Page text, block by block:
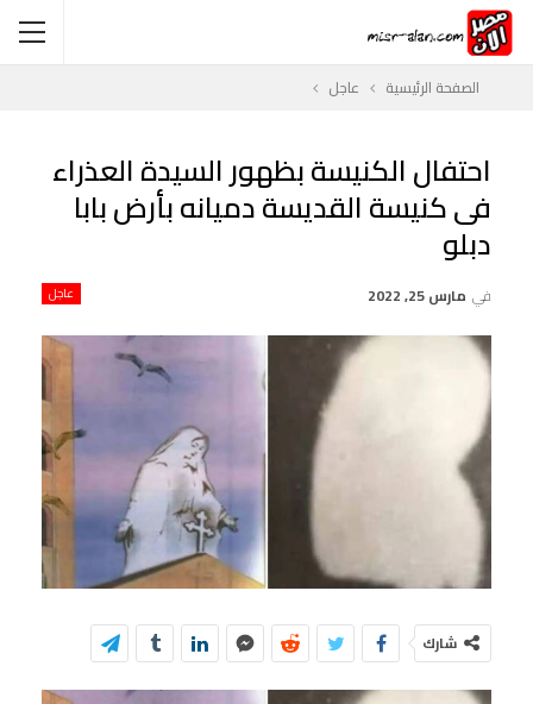
الصفحة الرئيسية عاجل
احتفال الكنيسة بظهور السيدة العذراء
فى كنيسة القديسة دميانه بأرض بابا
دبلو
عاجل في مارس 25, 2022
شارك